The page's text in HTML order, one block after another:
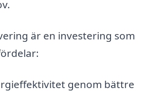
är en investering som
genom bättre